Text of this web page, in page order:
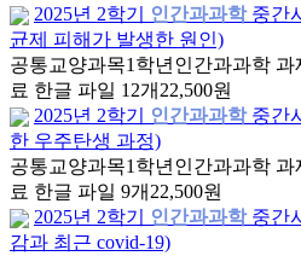
2025년 2학기
인간과과학 중간
균제 피해가 발생한 원인)
공통교양과목1학년 인간과과학
료 한글 파일 12개 22,500원
2025년 2학기
인간과과학 중간
한 우주탄생 과정)
공통교양과목1학년 인간과과학
료 한글 파일 9개 22,500원
2025년 2학기
인간과과학 중간
감과 최근 covid-19)